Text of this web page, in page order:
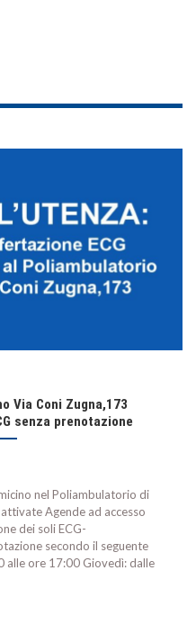
Via Coni Zugna,173
senza prenotazione
nel Poliambulatorio di
Agende ad accesso
dei soli ECG-
secondo il seguente
alle ore 17:00 Giovedì: dalle